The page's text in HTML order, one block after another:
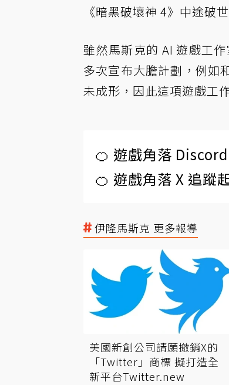
《暗黑破壞神 4》中途破
雖然馬斯克的 AI 遊戲工
多次宣布大膽計劃，例如
未成形，因此這項遊戲工
🍊 遊戲角落
🍊 遊戲角落 X 追蹤
伊隆馬斯克 更多報導
美國新創公司請願撤銷X的
「Twitter」商標 擬打造全
新平台Twitter.new